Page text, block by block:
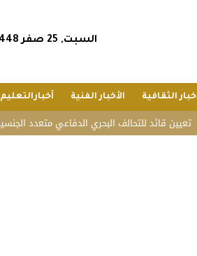
السبت, 25 صفر 1448 هجريا, 8 أغسطس 2026 ميلاديا.
الثقافية الأخبار الفنية أخبارالتعليم
للتحالف البحري الدفاعي متعدد الجنسيات